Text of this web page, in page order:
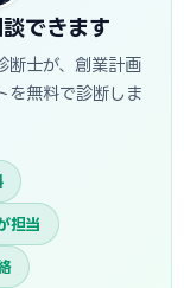
できます
断士が、創業計画
を無料で診断しま
担当